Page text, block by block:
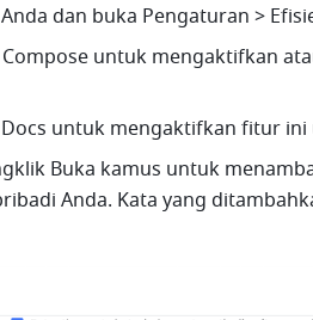
dan buka Pengaturan >
untuk mengaktifkan
Docs untuk mengaktifkan fitur
Buka kamus untuk
Anda. Kata yang